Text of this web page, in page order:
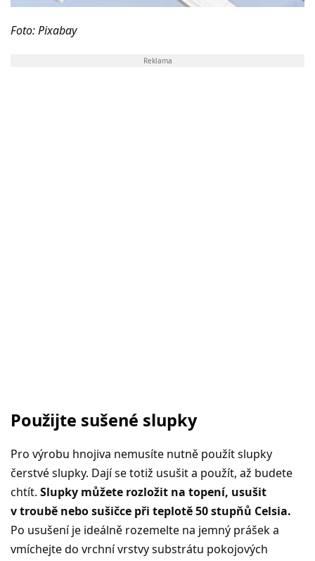
Foto: Pixabay
Reklama
Použijte sušené slupky
Pro výrobu hnojiva nemusíte nutně použít slupky
čerstvé slupky. Dají se totiž usušit a použít, až budete
chtít. Slupky můžete rozložit na topení, usušit
v troubě nebo sušičce při teplotě 50 stupňů Celsia.
Po usušení je ideálně rozemelte na jemný prášek a
vmíchejte do vrchní vrstvy substrátu pokojových